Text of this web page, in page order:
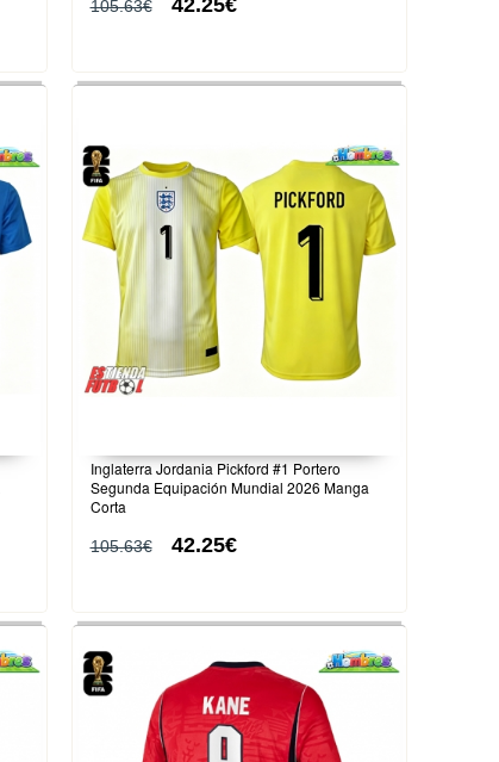
105.63€
Inglaterra Jordania Pickford #1 Portero
Segunda Equipación Mundial 2026 Manga
Corta
105.63€ 42.25€